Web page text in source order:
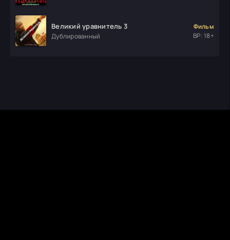
Великий уравнитель 3
Дублированный
Фильм
ВР: 18+